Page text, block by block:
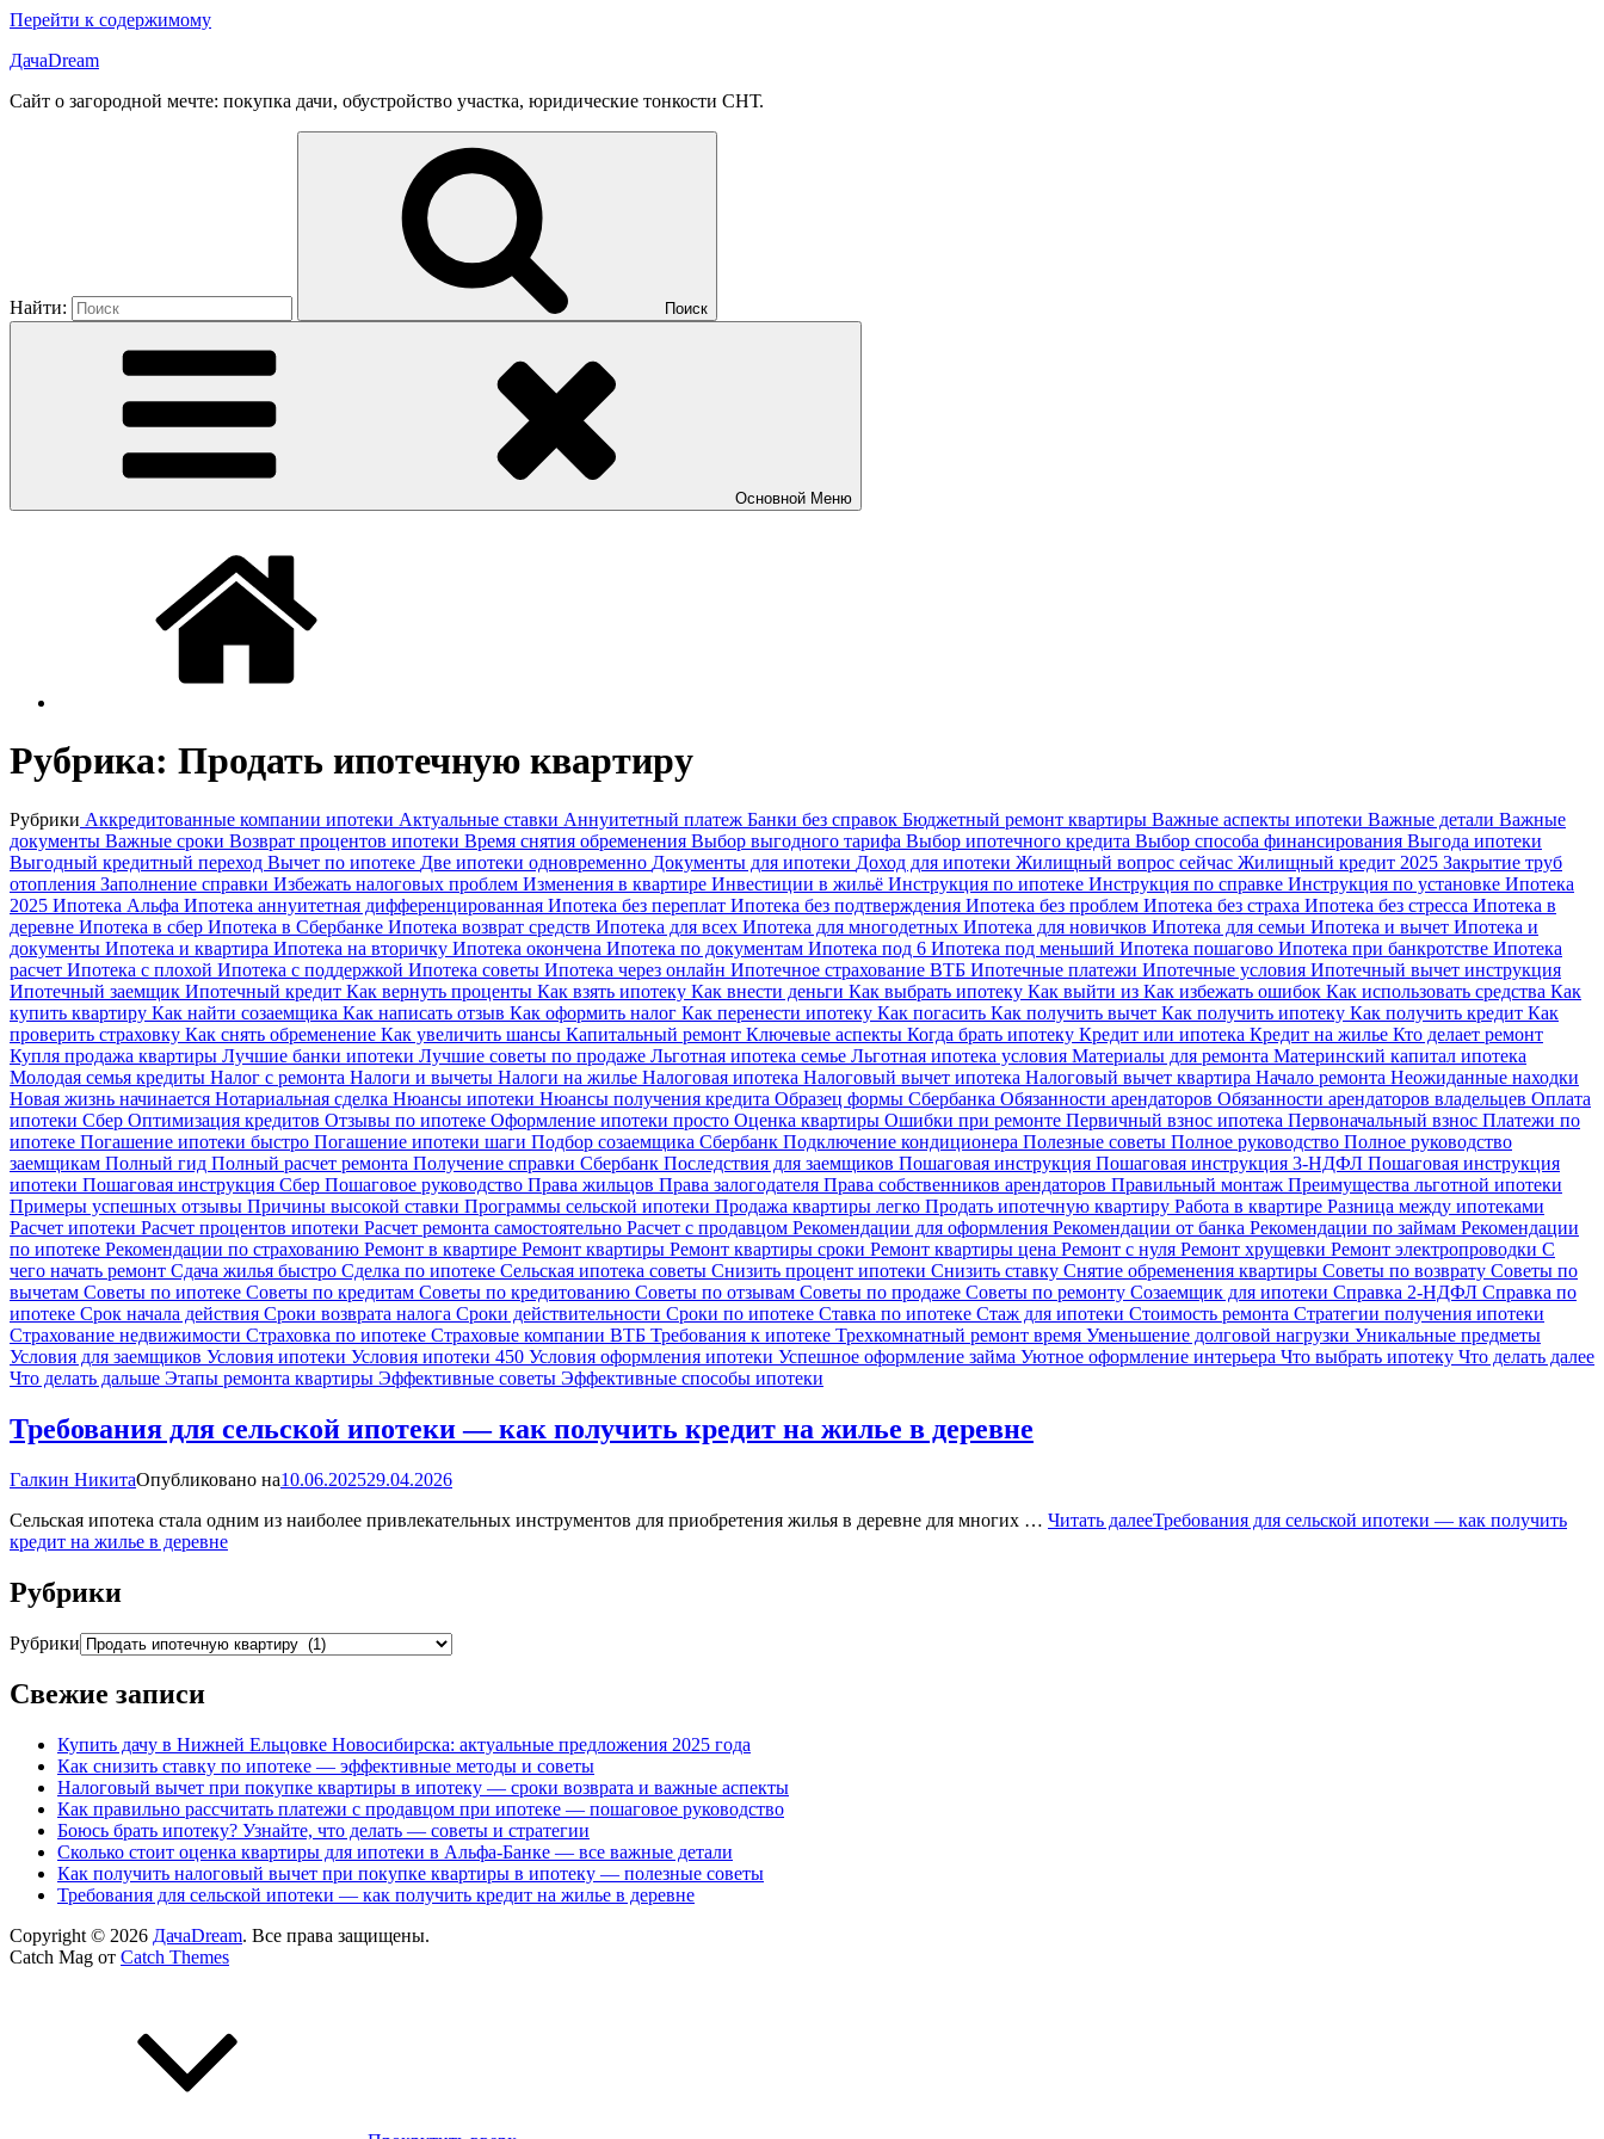
Перейти к содержимому
ДачаDream
Сайт о загородной мечте: покупка дачи, обустройство участка, юридические тонкости СНТ.
Найти: Поиск
Основной Меню
Рубрика: Продать ипотечную квартиру
Рубрики Аккредитованные компании ипотеки Актуальные ставки Аннуитетный платеж Банки без справок Бюджетный ремонт квартиры Важные аспекты ипотеки Важные детали Важные
документы Важные сроки Возврат процентов ипотеки Время снятия обременения Выбор выгодного тарифа Выбор ипотечного кредита Выбор способа финансирования Выгода ипотеки
Выгодный кредитный переход Вычет по ипотеке Две ипотеки одновременно Документы для ипотеки Доход для ипотеки Жилищный вопрос сейчас Жилищный кредит 2025 Закрытие труб
отопления Заполнение справки Избежать налоговых проблем Изменения в квартире Инвестиции в жильё Инструкция по ипотеке Инструкция по справке Инструкция по установке Ипотека
2025 Ипотека Альфа Ипотека аннуитетная дифференцированная Ипотека без переплат Ипотека без подтверждения Ипотека без проблем Ипотека без страха Ипотека без стресса Ипотека в
деревне Ипотека в сбер Ипотека в Сбербанке Ипотека возврат средств Ипотека для всех Ипотека для многодетных Ипотека для новичков Ипотека для семьи Ипотека и вычет Ипотека и
документы Ипотека и квартира Ипотека на вторичку Ипотека окончена Ипотека по документам Ипотека под 6 Ипотека под меньший Ипотека пошагово Ипотека при банкротстве Ипотека
расчет Ипотека с плохой Ипотека с поддержкой Ипотека советы Ипотека через онлайн Ипотечное страхование ВТБ Ипотечные платежи Ипотечные условия Ипотечный вычет инструкция
Ипотечный заемщик Ипотечный кредит Как вернуть проценты Как взять ипотеку Как внести деньги Как выбрать ипотеку Как выйти из Как избежать ошибок Как использовать средства Как
купить квартиру Как найти созаемщика Как написать отзыв Как оформить налог Как перенести ипотеку Как погасить Как получить вычет Как получить ипотеку Как получить кредит Как
проверить страховку Как снять обременение Как увеличить шансы Капитальный ремонт Ключевые аспекты Когда брать ипотеку Кредит или ипотека Кредит на жилье Кто делает ремонт
Купля продажа квартиры Лучшие банки ипотеки Лучшие советы по продаже Льготная ипотека семье Льготная ипотека условия Материалы для ремонта Материнский капитал ипотека
Молодая семья кредиты Налог с ремонта Налоги и вычеты Налоги на жилье Налоговая ипотека Налоговый вычет ипотека Налоговый вычет квартира Начало ремонта Неожиданные находки
Новая жизнь начинается Нотариальная сделка Нюансы ипотеки Нюансы получения кредита Образец формы Сбербанка Обязанности арендаторов Обязанности арендаторов владельцев Оплата
ипотеки Сбер Оптимизация кредитов Отзывы по ипотеке Оформление ипотеки просто Оценка квартиры Ошибки при ремонте Первичный взнос ипотека Первоначальный взнос Платежи по
ипотеке Погашение ипотеки быстро Погашение ипотеки шаги Подбор созаемщика Сбербанк Подключение кондиционера Полезные советы Полное руководство Полное руководство
заемщикам Полный гид Полный расчет ремонта Получение справки Сбербанк Последствия для заемщиков Пошаговая инструкция Пошаговая инструкция 3-НДФЛ Пошаговая инструкция
ипотеки Пошаговая инструкция Сбер Пошаговое руководство Права жильцов Права залогодателя Права собственников арендаторов Правильный монтаж Преимущества льготной ипотеки
Примеры успешных отзывы Причины высокой ставки Программы сельской ипотеки Продажа квартиры легко Продать ипотечную квартиру Работа в квартире Разница между ипотеками
Расчет ипотеки Расчет процентов ипотеки Расчет ремонта самостоятельно Расчет с продавцом Рекомендации для оформления Рекомендации от банка Рекомендации по займам Рекомендации
по ипотеке Рекомендации по страхованию Ремонт в квартире Ремонт квартиры Ремонт квартиры сроки Ремонт квартиры цена Ремонт с нуля Ремонт хрущевки Ремонт электропроводки С
чего начать ремонт Сдача жилья быстро Сделка по ипотеке Сельская ипотека советы Снизить процент ипотеки Снизить ставку Снятие обременения квартиры Советы по возврату Советы по
вычетам Советы по ипотеке Советы по кредитам Советы по кредитованию Советы по отзывам Советы по продаже Советы по ремонту Созаемщик для ипотеки Справка 2-НДФЛ Справка по
ипотеке Срок начала действия Сроки возврата налога Сроки действительности Сроки по ипотеке Ставка по ипотеке Стаж для ипотеки Стоимость ремонта Стратегии получения ипотеки
Страхование недвижимости Страховка по ипотеке Страховые компании ВТБ Требования к ипотеке Трехкомнатный ремонт время Уменьшение долговой нагрузки Уникальные предметы
Условия для заемщиков Условия ипотеки Условия ипотеки 450 Условия оформления ипотеки Успешное оформление займа Уютное оформление интерьера Что выбрать ипотеку Что делать далее
Что делать дальше Этапы ремонта квартиры Эффективные советы Эффективные способы ипотеки
Требования для сельской ипотеки — как получить кредит на жилье в деревне
Галкин НикитаОпубликовано на10.06.202529.04.2026
Сельская ипотека стала одним из наиболее привлекательных инструментов для приобретения жилья в деревне для многих … Читать далееТребования для сельской ипотеки — как получить
кредит на жилье в деревне
Рубрики
Рубрики
Свежие записи
Купить дачу в Нижней Ельцовке Новосибирска: актуальные предложения 2025 года
Как снизить ставку по ипотеке — эффективные методы и советы
Налоговый вычет при покупке квартиры в ипотеку — сроки возврата и важные аспекты
Как правильно рассчитать платежи с продавцом при ипотеке — пошаговое руководство
Боюсь брать ипотеку? Узнайте, что делать — советы и стратегии
Сколько стоит оценка квартиры для ипотеки в Альфа-Банке — все важные детали
Как получить налоговый вычет при покупке квартиры в ипотеку — полезные советы
Требования для сельской ипотеки — как получить кредит на жилье в деревне
Copyright © 2026 ДачаDream. Все права защищены.
Catch Mag от Catch Themes